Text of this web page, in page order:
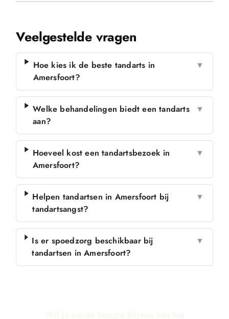
Veelgestelde vragen
Hoe kies ik de beste tandarts in
Amersfoort?
▼
Welke behandelingen biedt een tandarts
aan?
▼
Hoeveel kost een tandartsbezoek in
Amersfoort?
▼
Helpen tandartsen in Amersfoort bij
tandartsangst?
▼
Is er spoedzorg beschikbaar bij
tandartsen in Amersfoort?
▼
Wil je op de hoogte blijven van het